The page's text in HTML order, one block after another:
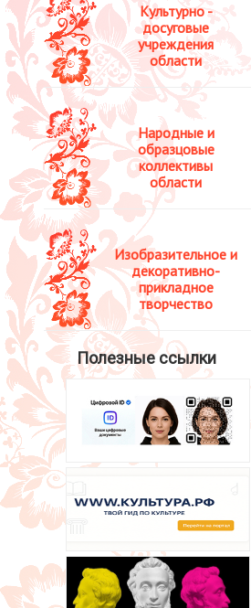
Культурно -
досуговые
учреждения
области
Народные и
образцовые
коллективы
области
Изобразительное и
декоративно-
прикладное
творчество
Полезные ссылки